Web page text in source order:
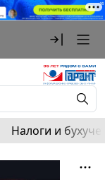
Налоги и